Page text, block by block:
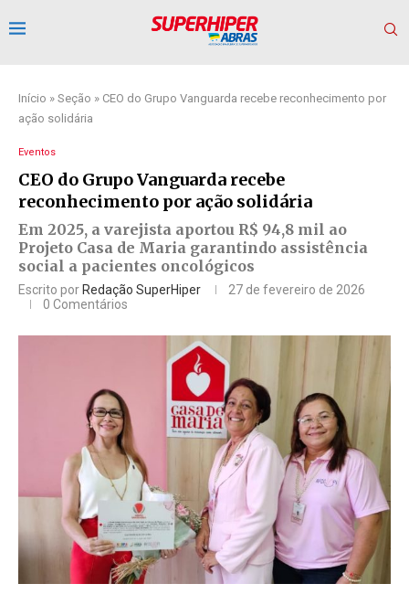
Início » Seção » CEO do Grupo Vanguarda recebe reconhecimento por
ação solidária
Eventos
CEO do Grupo Vanguarda recebe
reconhecimento por ação solidária
Em 2025, a varejista aportou R$ 94,8 mil ao
Projeto Casa de Maria garantindo assistência
social a pacientes oncológicos
Escrito porRedação SuperHiper
27 de fevereiro de 2026
0 Comentários